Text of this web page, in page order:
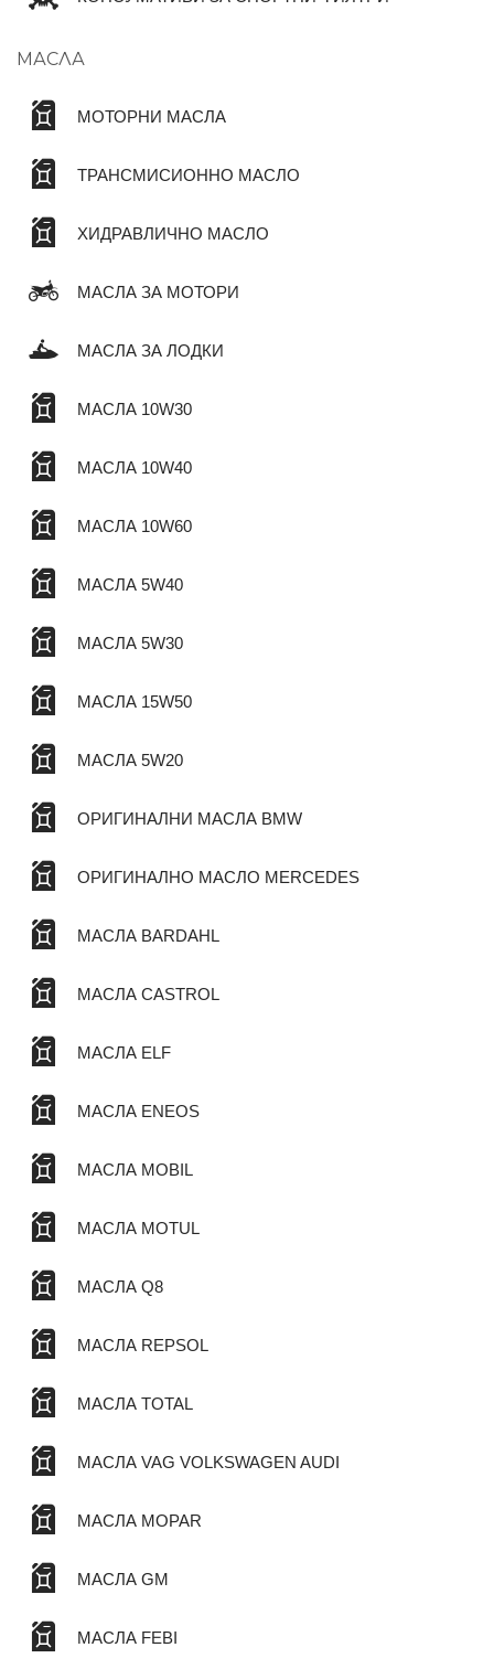
МАСЛА
МОТОРНИ МАСЛА
ТРАНСМИСИОННО МАСЛО
ХИДРАВЛИЧНО МАСЛО
МАСЛА ЗА МОТОРИ
МАСЛА ЗА ЛОДКИ
МАСЛА 10W30
МАСЛА 10W40
МАСЛА 10W60
МАСЛА 5W40
МАСЛА 5W30
МАСЛА 15W50
МАСЛА 5W20
ОРИГИНАЛНИ МАСЛА BMW
ОРИГИНАЛНО МАСЛО MERCEDES
МАСЛА BARDAHL
МАСЛА CASTROL
МАСЛА ELF
МАСЛА ENEOS
МАСЛА MOBIL
МАСЛА MOTUL
МАСЛА Q8
МАСЛА REPSOL
МАСЛА TOTAL
МАСЛА VAG VOLKSWAGEN AUDI
МАСЛА MOPAR
МАСЛА GM
МАСЛА FEBI